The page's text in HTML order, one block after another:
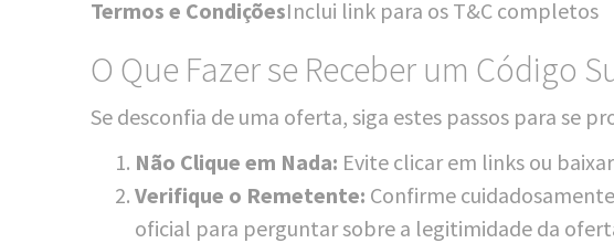
Ter­mos e CondiçõesInclui link para os T&C completos
O Que Fazer se Receber um Código
Se des­con­fia de uma ofer­ta, siga estes pas­sos para se
Não Cli­que em Nada: Evi­te cli­car em links ou
Veri­fi­que o Reme­ten­te: Con­fir­me
ofi­cial para perg­un­tar sob­re a legi­timi­dade da